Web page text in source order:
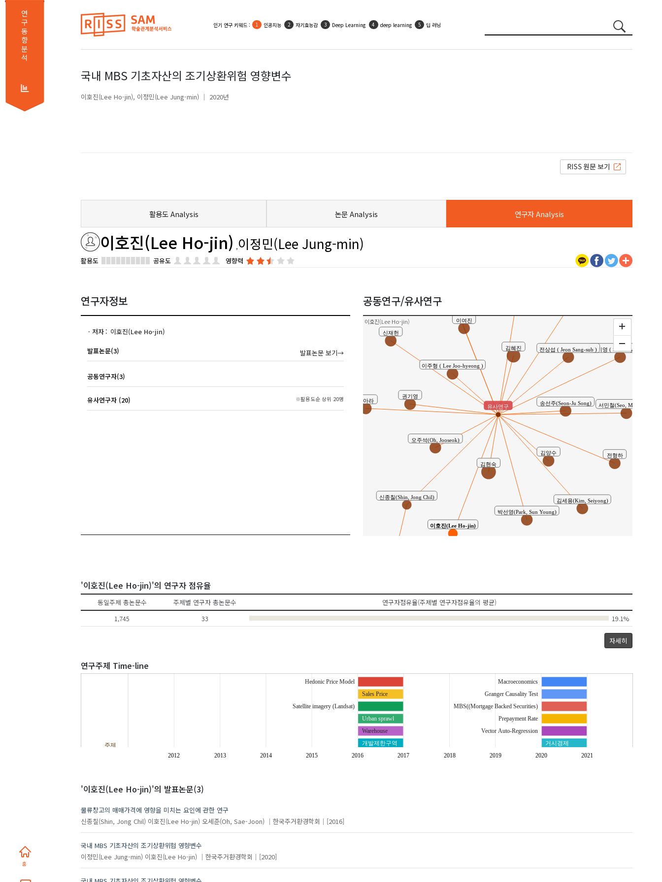
연
구
동
향
분
석
홈
인기 연구 키워드 : 인공지능 자기효능감 Deep Learning deep learning 딥 러닝
국내 MBS 기초자산의 조기상환위험 영향변수
이호진(Lee Ho-jin) 이정민(Lee Jung-min) 2020년
활용도 Analysis 논문 Analysis 연구자 Analysis
이호진(Lee Ho-jin) 이정민(Lee Jung-min)
활용도 공유도 영향력
연구자정보
저자 이호진(Lee Ho-jin)
발표논문(3) 발표논문 보기→
공동연구자(3)
유사연구자 (20) ※활용도순 상위 20명
공동연구/유사연구
이호진(Lee Ho-jin)
신종칠(Shin, Jong Chil)
고아라
권기영
김세용(Kim, Seiyong)
김양수
김현숙
김혜진
박선영(Park, Sun Young)
서민철(Seo, Min Cheol)
손기영 ( Son Ki-young )
송선주(Seon-Ju Song)
신재헌
신종칠(Shin, Jong Chil)
오주석(Oh, Jooseok)
이여진
이주형 ( Lee Joo-hyeong )
전상섭 ( Jeon Sang-sub )
전형하
이호진(Lee Ho-jin)
유사연구
'이호진(Lee Ho-jin)'의 연구자 점유율
동일주제 총논문수 주제별 연구자 총논문수
연구자점유율(주제별 연구자점유율의 평균)
1,745
33 19.1%
자세히
연구주제 Time-line
2012 2013 2014 2015 2016 2017 2018 2019 2020 2021
주제
Macroeconomics
Granger Causality Test
Hedonic Price Model
MBS((Mortgage Backed Securities)
Prepayment Rate
Sales Price
Satellite imagery (Landsat)
Urban sprawl
Vector Auto-Regression
Warehouse
개발제한구역
거시경제
그랜저인과관계검정
매매가격
'이호진(Lee Ho-jin)'의 발표논문(3)
물류창고의 매매가격에 영향을 미치는 요인에 관한 연구
신종칠(Shin, Jong Chil) 이호진(Lee Ho-jin) 오세준(Oh, Sae-Joon) 한국주거환경학회 [2016]
국내 MBS 기초자산의 조기상환위험 영향변수
이정민(Lee Jung-min) 이호진(Lee Ho-jin) 한국주거환경학회 [2020]